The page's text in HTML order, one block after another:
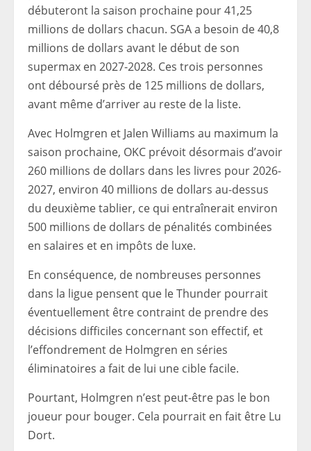
débuteront la saison prochaine pour 41,25
millions de dollars chacun. SGA a besoin de 40,8
millions de dollars avant le début de son
supermax en 2027-2028. Ces trois personnes
ont déboursé près de 125 millions de dollars,
avant même d’arriver au reste de la liste.
Avec Holmgren et Jalen Williams au maximum la
saison prochaine, OKC prévoit désormais d’avoir
260 millions de dollars dans les livres pour 2026-
2027, environ 40 millions de dollars au-dessus
du deuxième tablier, ce qui entraînerait environ
500 millions de dollars de pénalités combinées
en salaires et en impôts de luxe.
En conséquence, de nombreuses personnes
dans la ligue pensent que le Thunder pourrait
éventuellement être contraint de prendre des
décisions difficiles concernant son effectif, et
l’effondrement de Holmgren en séries
éliminatoires a fait de lui une cible facile.
Pourtant, Holmgren n’est peut-être pas le bon
joueur pour bouger. Cela pourrait en fait être Lu
Dort.